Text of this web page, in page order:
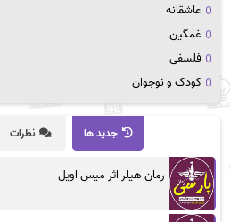
عاشقانه
غمگین
فلسفی
کودک و نوجوان
جدید ها نظرات
رمان هیلر اثر میس اویل